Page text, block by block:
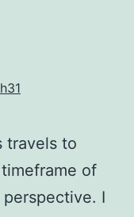
travels to
of
I